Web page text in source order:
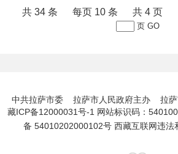
共 34 条
每页 10 条 共 4 页
页 GO
中共拉萨市委 拉萨市人民政府主办 拉萨
藏ICP备12000031号-1 网站标识码：
备 54010202000102号 西藏互联网违法